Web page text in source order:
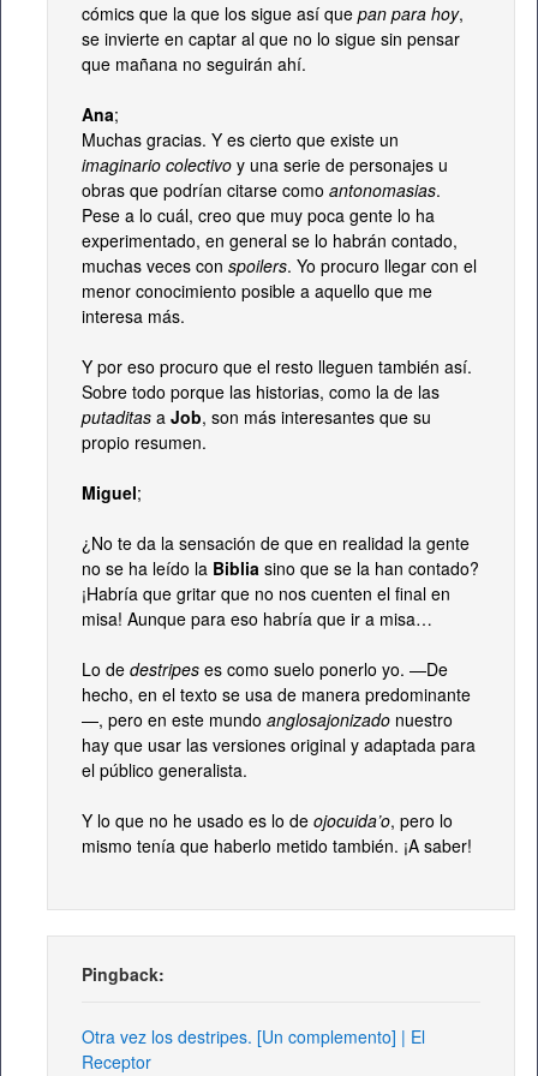
cómics que la que los sigue así que pan para hoy,
se invierte en captar al que no lo sigue sin pensar
que mañana no seguirán ahí.
Ana;
Muchas gracias. Y es cierto que existe un
imaginario colectivo y una serie de personajes u
obras que podrían citarse como antonomasias.
Pese a lo cuál, creo que muy poca gente lo ha
experimentado, en general se lo habrán contado,
muchas veces con spoilers. Yo procuro llegar con el
menor conocimiento posible a aquello que me
interesa más.
Y por eso procuro que el resto lleguen también así.
Sobre todo porque las historias, como la de las
putaditas a Job, son más interesantes que su
propio resumen.
Miguel;
¿No te da la sensación de que en realidad la gente
no se ha leído la Biblia sino que se la han contado?
¡Habría que gritar que no nos cuenten el final en
misa! Aunque para eso habría que ir a misa…
Lo de destripes es como suelo ponerlo yo. —De
hecho, en el texto se usa de manera predominante
—, pero en este mundo anglosajonizado nuestro
hay que usar las versiones original y adaptada para
el público generalista.
Y lo que no he usado es lo de ojocuida’o, pero lo
mismo tenía que haberlo metido también. ¡A saber!
Pingback:
Otra vez los destripes. [Un complemento] | El
Receptor